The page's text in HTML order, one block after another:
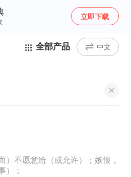
立即下载
全部产品 中文
）不愿意给（或允许）；嫉恨，
）；